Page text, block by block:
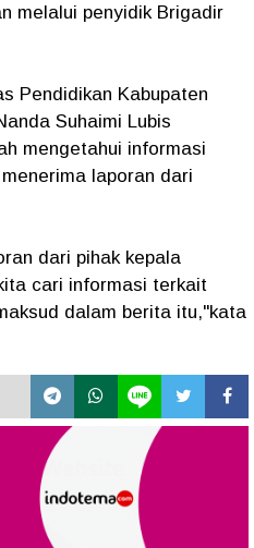
melalui penyidik Brigadir
Pendidikan Kabupaten
Suhaimi Lubis
mengetahui informasi
laporan dari
dari pihak kepala
cari informasi terkait
dalam berita itu,"kata